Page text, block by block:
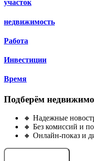
участок
недвижимость
Работа
Инвестиции
Время
Подберём
🔸 Надежные
🔸 Без комиссий и
🔸 Онлайн-показ и